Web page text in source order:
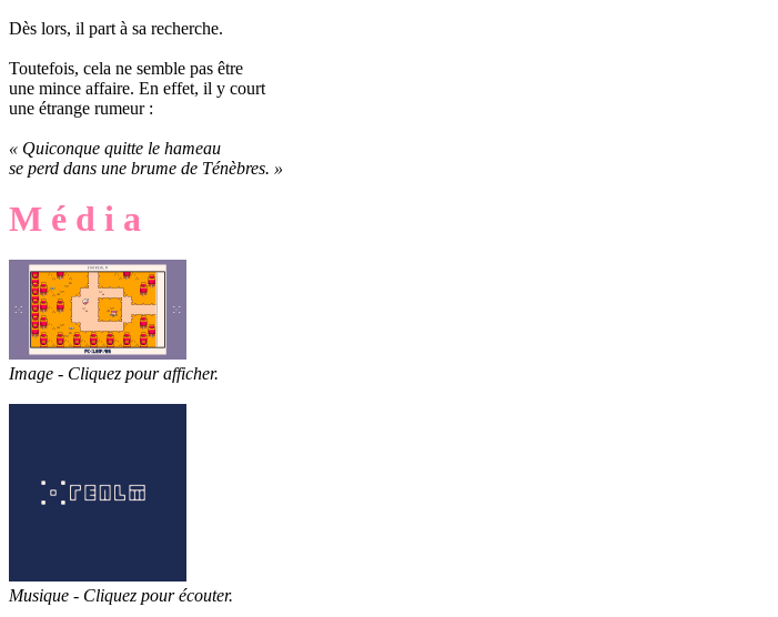
Dès lors, il part à sa recherche.
Toutefois, cela ne semble pas être
une mince affaire. En effet, il y court
une étrange rumeur :
« Quiconque quitte le hameau
se perd dans une brume de Ténèbres. »
M é d i a
Image - Cliquez pour afficher.
Musique - Cliquez pour écouter.